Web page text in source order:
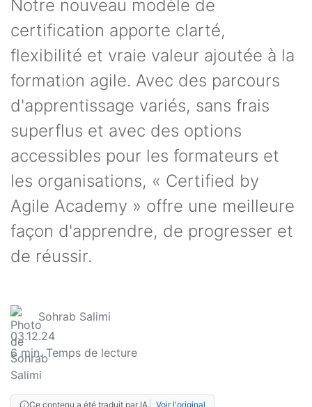
Notre nouveau modèle de
certification apporte clarté,
flexibilité et vraie valeur ajoutée à la
formation agile. Avec des parcours
d'apprentissage variés, sans frais
superflus et avec des options
accessibles pour les formateurs et
les organisations, « Certified by
Agile Academy » offre une meilleure
façon d'apprendre, de progresser et
de réussir.
Sohrab Salimi
03.12.24
6min. Temps de lecture
Ce contenu a été traduit par IA. Voir l'original